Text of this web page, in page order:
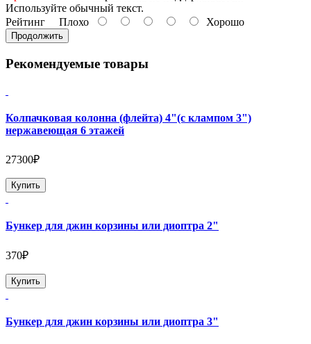
Используйте обычный текст.
Рейтинг Плохо Хорошо
Продолжить
Рекомендуемые товары
Колпачковая колонна (флейта) 4"(с клампом 3")
нержавеющая 6 этажей
27300₽
Купить
Бункер для джин корзины или диоптра 2"
370₽
Купить
Бункер для джин корзины или диоптра 3"